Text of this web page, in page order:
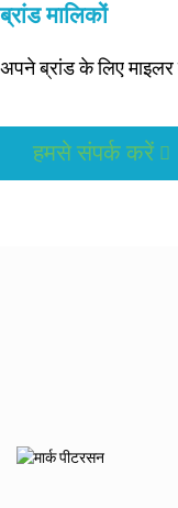
ब्रांड मालिकों
अपने ब्रांड के लिए
हमसे संपर्क करें